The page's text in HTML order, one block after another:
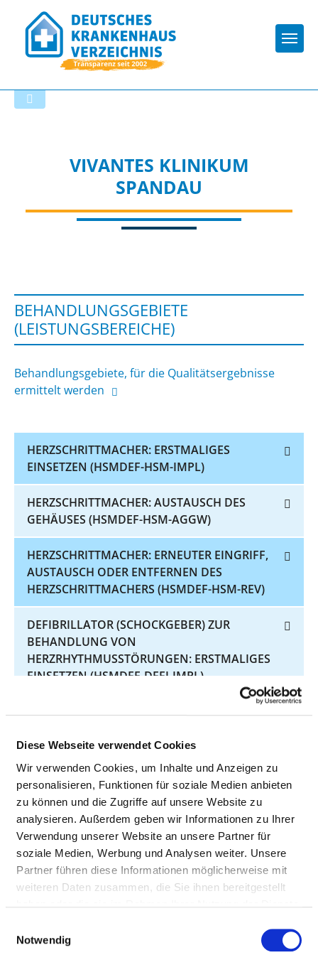
Diese Webseite verwendet Cookies
Wir verwenden Cookies, um Inhalte und Anzeigen zu
personalisieren, Funktionen für soziale Medien anbieten
zu können und die Zugriffe auf unsere Website zu
analysieren. Außerdem geben wir Informationen zu Ihrer
Verwendung unserer Website an unsere Partner für
soziale Medien, Werbung und Analysen weiter. Unsere
Partner führen diese Informationen möglicherweise mit
weiteren Daten zusammen, die Sie ihnen bereitgestellt
Notwendig
VIVANTES KLINIKUM
SPANDAU
BEHANDLUNGSGEBIETE
(LEISTUNGSBEREICHE)
Behandlungsgebiete, für die Qualitätsergebnisse
ermittelt werden
HERZSCHRITTMACHER: ERSTMALIGES
EINSETZEN (HSMDEF-HSM-IMPL)
HERZSCHRITTMACHER: AUSTAUSCH DES
GEHÄUSES (HSMDEF-HSM-AGGW)
HERZSCHRITTMACHER: ERNEUTER EINGRIFF,
AUSTAUSCH ODER ENTFERNEN DES
HERZSCHRITTMACHERS (HSMDEF-HSM-REV)
DEFIBRILLATOR (SCHOCKGEBER) ZUR
BEHANDLUNG VON
HERZRHYTHMUSSTÖRUNGEN: ERSTMALIGES
EINSETZEN (HSMDEF-DEFI-IMPL)
DEFIBRILLATOR (SCHOCKGEBER) ZUR
HERZRHYTHMUSSTÖRUNGEN: ERNEUTER
EINGRIFF, AUSTAUSCH ODER ENTFERNEN DES
DEFIBRILLATORS (HSMDEF-DEFI-REV)
HALSSCHLAGADER-VERENGUNG:
WIEDERHERSTELLUNG EINES AUSREICHENDEN
BLUTFLUSSES DURCH EINEN OPERATIVEN
EINGRIFF (KAROTIS)
GESCHLECHTSORGANEN (OHNE OPERATIONEN